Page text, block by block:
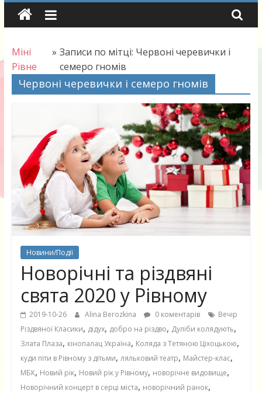
Skip
Міні
Рівне
» Записи по мітці: Червоні черевички і
семеро гномів
Червоні черевички і семеро гномів
Новини/Події
Новорічні та різдвяні
свята 2020 у Рівному
2019-10-26 Alina Berozkina 0 коментарів
Вечір
Різдвяної Класики, дідух, добро на різдво, Дуліби колядують,
Злата Плаза, кінопалац Україна, Коляда з Тетяною Ціхоцькою,
куди піти в Рівному з дітьми, ляльковий театр, Майстер-клас,
МБК, Новий рік, Новий рік у Рівному, новорічне видовище,
Новорічний концерт в серці міста, новорічний ранок,